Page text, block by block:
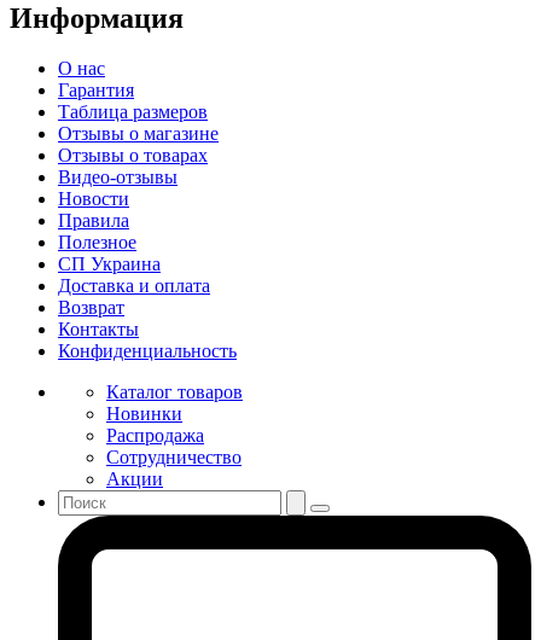
Информация
О нас
Гарантия
Таблица размеров
Отзывы о магазине
Отзывы о товарах
Видео-отзывы
Новости
Правила
Полезное
СП Украина
Доставка и оплата
Возврат
Контакты
Конфиденциальность
Каталог товаров
Новинки
Распродажа
Сотрудничество
Акции